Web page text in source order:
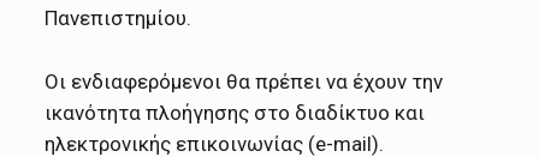
Πανεπιστημίου.
Οι ενδιαφερόμενοι θα πρέπει να έχουν την
ικανότητα πλοήγησης στο διαδίκτυο και
ηλεκτρονικής επικοινωνίας (e-mail).